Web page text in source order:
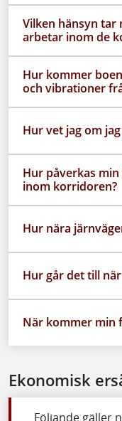
Vilken hänsyn tar
arbetar inom de
Hur kommer
och vibrationer
Hur vet jag om
Hur påverkas
inom korridoren?
Hur nära
Hur går det till
När kommer min
Ekonomisk
Följande gäller